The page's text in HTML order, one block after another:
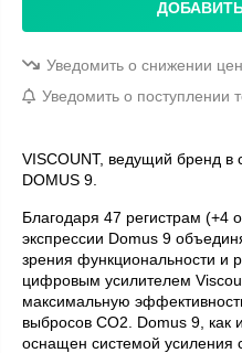
Уведомить о снижении
Уведомить о поступлении
VISCOUNT, ведущий бренд в
DOMUS 9.
Благодаря 47 регистрам (+4
экспрессии Domus 9
зрения функциональности и
цифровым усилителем
максимальную
выбросов CO2. Domus 9, как
оснащен системой усиления